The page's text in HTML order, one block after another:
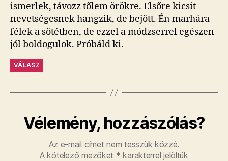
ismerlek, távozz tőlem örökre. Elsőre kicsit
nevetségesnek hangzik, de bejött. Én marhára
félek a sötétben, de ezzel a módzserrel egészen
jól boldogulok. Próbáld ki.
VÁLASZ
Vélemény, hozzászólás?
Az e-mail címet nem tesszük közzé.
A kötelező mezőket * karakterrel jelöltük